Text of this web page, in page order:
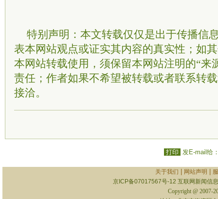
特别声明：本文转载仅仅是出于传播信
表本网站观点或证实其内容的真实性；如
本网站转载使用，须保留本网站注明的“来
责任；作者如果不希望被转载或者联系转
接洽。
打印 发E-mail给
关于我们 网站声明
京ICP备07017567号-12 互联网新闻信
Copyright @ 2007-